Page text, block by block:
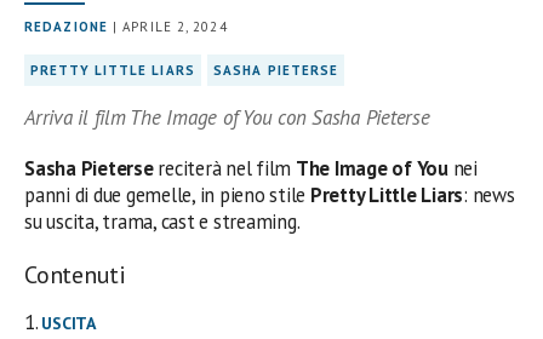
REDAZIONE | APRILE 2, 2024
PRETTY LITTLE LIARS SASHA PIETERSE
Arriva il film The Image of You con Sasha Pieterse
Sasha Pietersereciterà nel film The Image of Younei
panni di due gemelle, in pieno stile Pretty Little Liars: news
su uscita, trama, cast e streaming.
Contenuti
USCITA